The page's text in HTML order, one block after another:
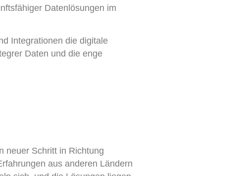
Datenlösungen im
Integrationen die digitale
Daten und die enge
neuer Schritt in Richtung
aus anderen Ländern